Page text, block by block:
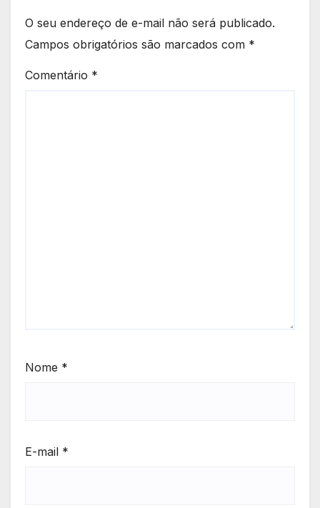
O seu endereço de e-mail não será publicado.
Campos obrigatórios são marcados com *
Comentário *
Nome *
E-mail *